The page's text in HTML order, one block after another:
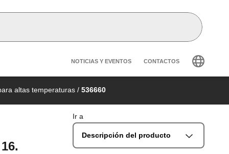
Header secondary
NOTICIAS Y EVENTOS CONTACTOS
altas temperaturas / 536660
Ir a
Descripción del producto